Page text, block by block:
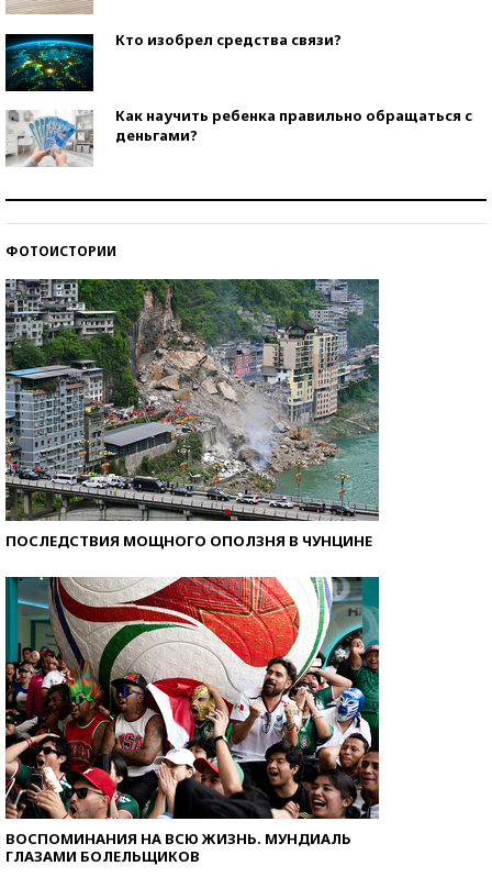
Кто изобрел средства связи?
Как научить ребенка правильно обращаться с
деньгами?
ФОТОИСТОРИИ
ПОСЛЕДСТВИЯ МОЩНОГО ОПОЛЗНЯ В ЧУНЦИНЕ
ВОСПОМИНАНИЯ НА ВСЮ ЖИЗНЬ. МУНДИАЛЬ
ГЛАЗАМИ БОЛЕЛЬЩИКОВ